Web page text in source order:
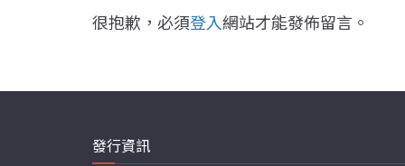
很抱歉，必須登入網站才能發佈留言。
發行資訊